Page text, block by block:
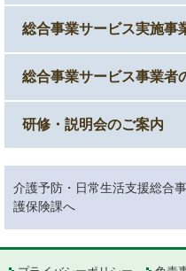
総合事業サービス実施事
総合事業サービス事業者
研修・説明会のご案内
介護予防・日常生活支援総合
護保険課へ